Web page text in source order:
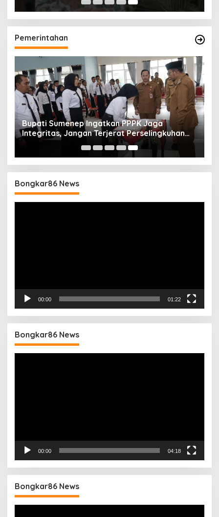
Pemerintahan
Bupati Sumenep Ingatkan PPPK Jaga
Integritas, Jangan Terjerat Perselingkuhan
dan Judi Online
Bongkar86 News
00:00 01:22
Bongkar86 News
00:00 04:18
Bongkar86 News